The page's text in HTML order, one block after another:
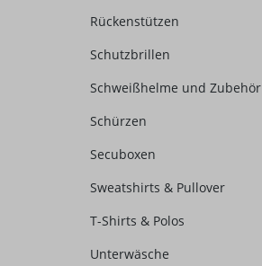
Rückenstützen
Schutzbrillen
Schweißhelme und Zubehör
Schürzen
Secuboxen
Sweatshirts & Pullover
T-Shirts & Polos
Unterwäsche